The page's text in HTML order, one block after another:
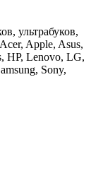
ультрабуков,
Apple, Asus,
HP, Lenovo, LG,
Sony,